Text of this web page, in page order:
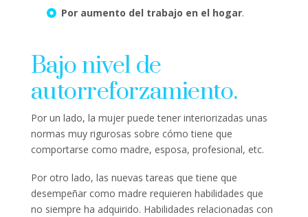
Por aumento del trabajo en el hogar.
Bajo nivel de
autorreforzamiento.
Por un lado, la mujer puede tener interiorizadas unas
normas muy rigurosas sobre cómo tiene que
comportarse como madre, esposa, profesional, etc.
Por otro lado, las nuevas tareas que tiene que
desempeñar como madre requieren habilidades que
no siempre ha adquirido. Habilidades relacionadas con